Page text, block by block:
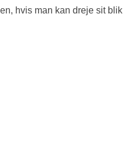
hvis man kan dreje sit blik